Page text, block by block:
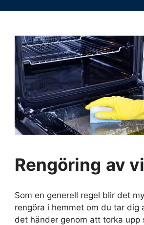
Rengöring av
Som en generell regel blir det
rengöra i hemmet om du tar dig
det händer genom att torka upp